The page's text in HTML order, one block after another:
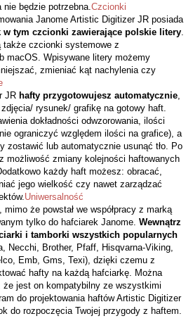
będzie potrzebna. Czcionki
Janome Artistic Digitizer JR posiada
w tym czcionki zawierające polskie litery
także czcionki systemowe z
macOS. Wpisywane litery możemy
zmieniać kąt nachylenia czy
JR hafty przygotowujesz automatycznie
rysunek/ grafikę na gotowy haft.
dokładności odwzorowania, ilości
ograniczyć względem ilości na grafice), a
zostawić lub automatycznie usunąć tło. Po
możliwość zmiany kolejności haftowanych
każdy haft możesz: obracać,
jego wielkość czy nawet zarządzać
Uniwersalność
że powstał we współpracy z marką
tylko do hafciarek Janome. Wewnątrz
i tamborki wszystkich popularnych
Necchi, Brother, Pfaff, Hisqvarna-Viking,
Emb, Gms, Texi), dzięki czemu z
hafty na każdą hafciarkę. Można
że jest on kompatybilny ze wszystkimi
do projektowania haftów Artistic Digitizer
do rozpoczęcia Twojej przygody z haftem.